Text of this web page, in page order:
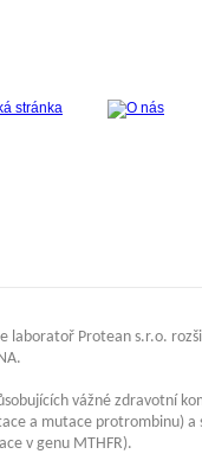
laboratoř Protean s.r.o.
vážné zdravotní
a mutace protrombinu)
v genu MTHFR).